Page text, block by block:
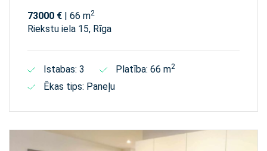
73000 € | 66 m2
Riekstu iela 15, Rīga
Istabas: 3 Platība: 66 m2
Ēkas tips: Paneļu